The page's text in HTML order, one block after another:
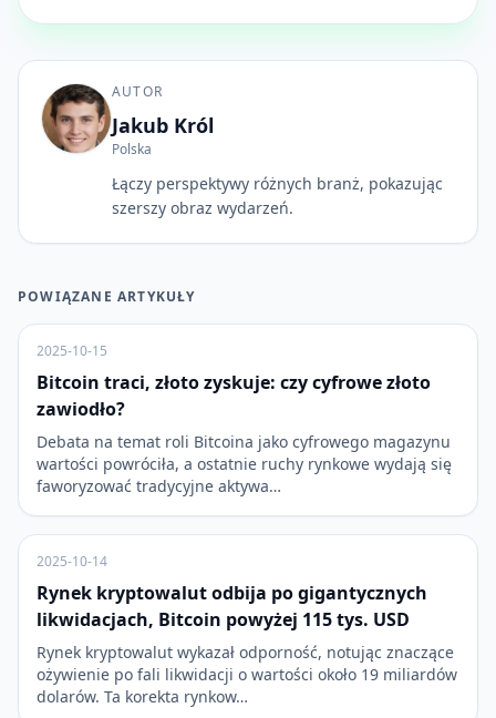
AUTOR
Jakub Król
Polska
Łączy perspektywy różnych branż, pokazując
szerszy obraz wydarzeń.
POWIĄZANE ARTYKUŁY
2025-10-15
Bitcoin traci, złoto zyskuje: czy cyfrowe złoto
zawiodło?
Debata na temat roli Bitcoina jako cyfrowego magazynu
wartości powróciła, a ostatnie ruchy rynkowe wydają się
faworyzować tradycyjne aktywa…
2025-10-14
Rynek kryptowalut odbija po gigantycznych
likwidacjach, Bitcoin powyżej 115 tys. USD
Rynek kryptowalut wykazał odporność, notując znaczące
ożywienie po fali likwidacji o wartości około 19 miliardów
dolarów. Ta korekta rynkow…